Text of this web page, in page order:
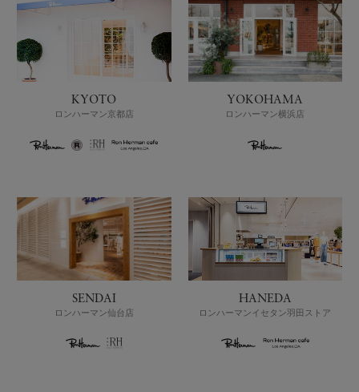
KYOTO
ロンハーマン京都店
YOKOHAMA
ロンハーマン横浜店
SENDAI
ロンハーマン仙台店
HANEDA
ロンハーマンイセタン羽田ストア